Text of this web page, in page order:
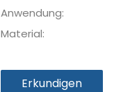
Anwendung:
Material:
Erkundigen